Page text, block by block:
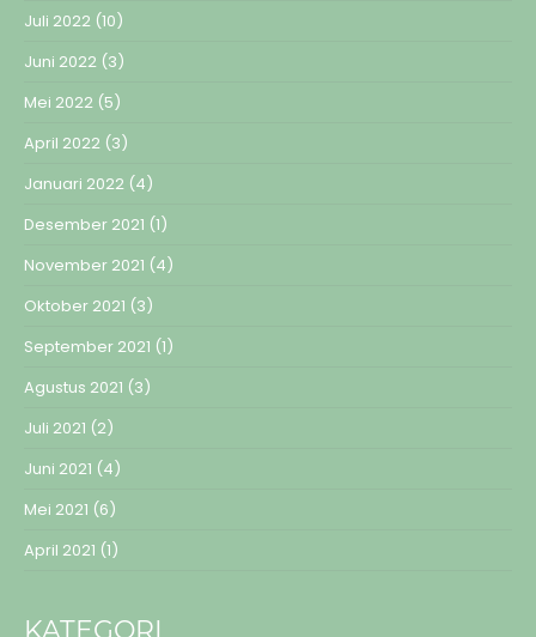
Juli 2022 (10)
Juni 2022 (3)
Mei 2022 (5)
April 2022 (3)
Januari 2022 (4)
Desember 2021 (1)
November 2021 (4)
Oktober 2021 (3)
September 2021 (1)
Agustus 2021 (3)
Juli 2021 (2)
Juni 2021 (4)
Mei 2021 (6)
April 2021 (1)
KATEGORI